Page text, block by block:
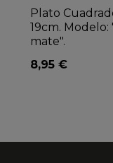
Plato
19cm.
mate".
8,95 €